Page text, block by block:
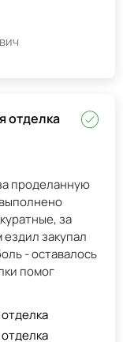
отделка
проделанную
за
закупал
- оставалось
помог